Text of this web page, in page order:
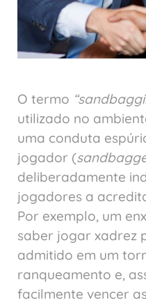
O termo
utilizado no
uma conduta
jogador (
deliberadamente
jogadores a
Por exemplo, um
saber jogar xadrez
admitido em um
ranqueamento e,
facilmente vencer